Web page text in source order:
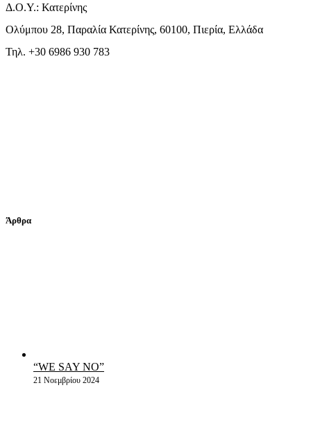
Δ.Ο.Υ.: Κατερίνης
Ολύμπου 28, Παραλία Κατερίνης, 60100, Πιερία, Ελλάδα
Τηλ. +30 6986 930 783
Άρθρα
“WE SAY NO”
21 Νοεμβρίου 2024